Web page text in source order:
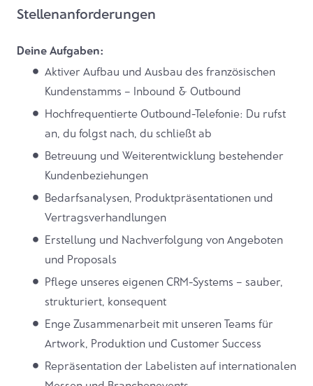
Stellenanforderungen
Deine Aufgaben:
Aktiver Aufbau und Ausbau des französischen
Kundenstamms – Inbound & Outbound
Hochfrequentierte Outbound-Telefonie: Du rufst
an, du folgst nach, du schließt ab
Betreuung und Weiterentwicklung bestehender
Kundenbeziehungen
Bedarfsanalysen, Produktpräsentationen und
Vertragsverhandlungen
Erstellung und Nachverfolgung von Angeboten
und Proposals
Pflege unseres eigenen CRM-Systems – sauber,
strukturiert, konsequent
Enge Zusammenarbeit mit unseren Teams für
Artwork, Produktion und Customer Success
Repräsentation der Labelisten auf internationalen